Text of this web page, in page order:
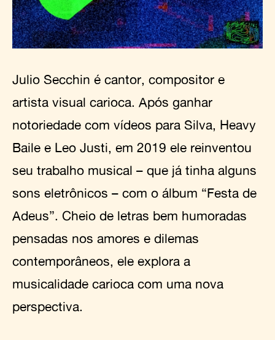
Julio Secchin é cantor, compositor e
artista visual carioca. Após ganhar
notoriedade com vídeos para Silva, Heavy
Baile e Leo Justi, em 2019 ele reinventou
seu trabalho musical – que já tinha alguns
sons eletrônicos – com o álbum “Festa de
Adeus”. Cheio de letras bem humoradas
pensadas nos amores e dilemas
contemporâneos, ele explora a
musicalidade carioca com uma nova
perspectiva.